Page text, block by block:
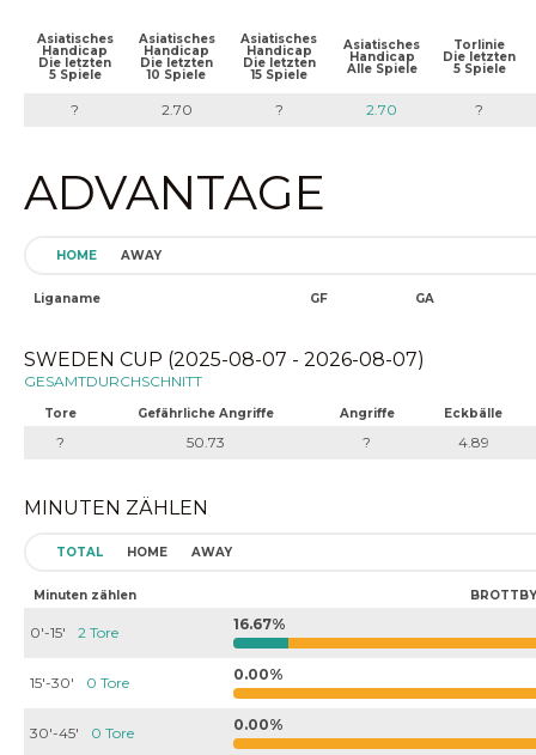
Asiatisches
Handicap
Die letzten
5 Spiele
Asiatisches
Handicap
Die letzten
10 Spiele
Asiatisches
Handicap
Die letzten
15 Spiele
Asiatisches
Handicap
Alle Spiele
Torlinie
Die letzten
5 Spiele
? 2.70 ? 2.70 ?
ADVANTAGE
HOME AWAY
Liganame GF GA
SWEDEN CUP (2025-08-07 - 2026-08-07)
GESAMTDURCHSCHNITT
Tore Gefährliche Angriffe Angriffe Eckbälle
? 50.73 ? 4.89
MINUTEN ZÄHLEN
TOTAL HOME AWAY
Minuten zählen
0'-15' 2 Tore 16.67%
15'-30' 0 Tore 0.00%
30'-45' 0 Tore 0.00%